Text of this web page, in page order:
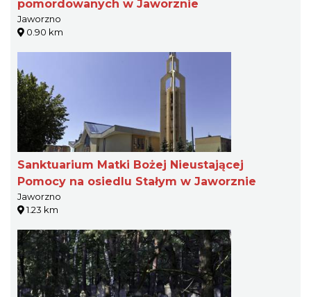
pomordowanych w Jaworznie
Jaworzno
0.90 km
Sanktuarium Matki Bożej Nieustającej
Pomocy na osiedlu Stałym w Jaworznie
Jaworzno
1.23 km